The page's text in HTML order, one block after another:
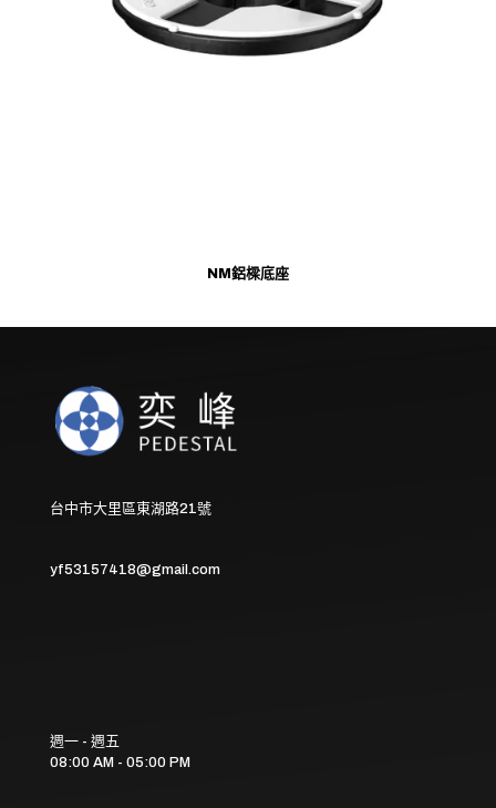
NM鋁樑底座
台中市大里區東湖路21號
yf53157418@gmail.com
週一 - 週五
08:00 AM - 05:00 PM